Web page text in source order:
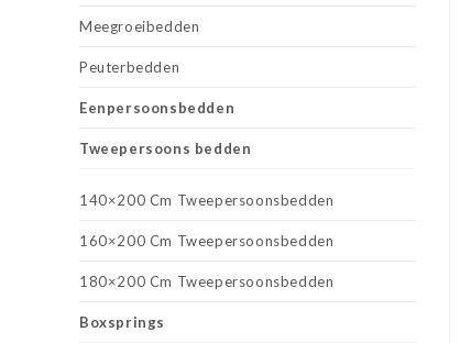
Meegroeibedden
Peuterbedden
Eenpersoonsbedden
Tweepersoons bedden
140×200 Cm Tweepersoonsbedden
160×200 Cm Tweepersoonsbedden
180×200 Cm Tweepersoonsbedden
Boxsprings